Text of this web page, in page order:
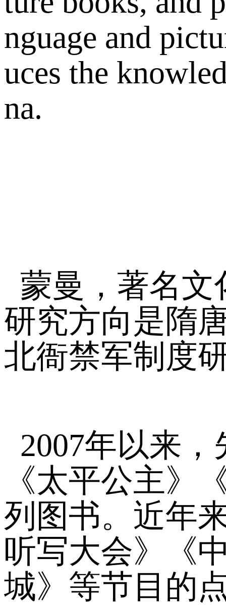
nguage and
uces the
na.
蒙曼，著名文
研究方向是隋
北衙禁军制度
2007年以来
《太平公主》
列图书。近年
听写大会》《
城》等节目的